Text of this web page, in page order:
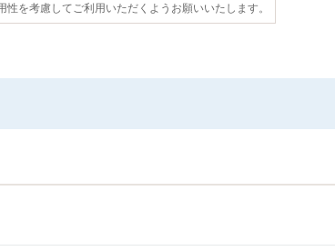
性を考慮してご利用いただくようお願いいたします。